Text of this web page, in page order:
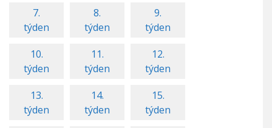
7.
týden
8.
týden
9.
týden
10.
týden
11.
týden
12.
týden
13.
týden
14.
týden
15.
týden